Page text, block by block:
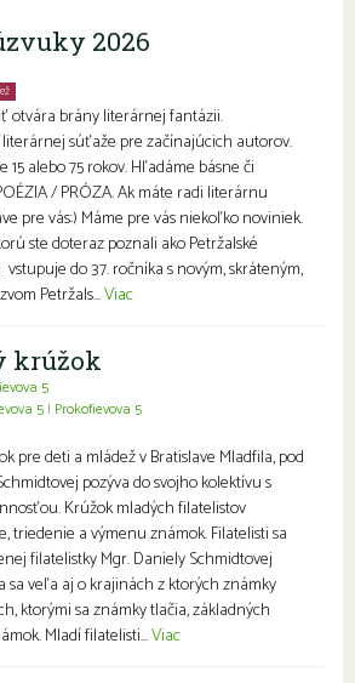
2026
otvára brány literárnej fantázii.
súťaže pre začínajúcich autorov.
15 alebo 75 rokov. Hľadáme básne či
/ PRÓZA. Ak máte radi literárnu
pre vás:) Máme pre vás niekoľko noviniek.
ste doteraz poznali ako Petržalské
do 37. ročníka s novým, skráteným,
Petržals...Viac
krúžok
5
5 | Prokofievova 5
pre deti a mládež v Bratislave Mladfila, pod
pozýva do svojho kolektívu s
Krúžok mladých filatelistov
triedenie a výmenu známok. Filatelisti sa
filatelistky Mgr. Daniely Schmidtovej
sa veľa aj o krajinách z ktorých známky
ktorými sa známky tlačia, základných
Mladí filatelisti...Viac